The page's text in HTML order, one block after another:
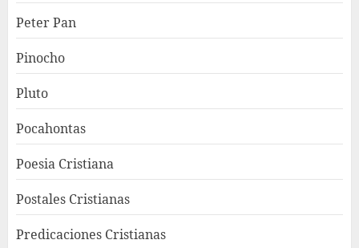
Peter Pan
Pinocho
Pluto
Pocahontas
Poesia Cristiana
Postales Cristianas
Predicaciones Cristianas